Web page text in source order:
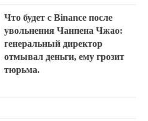
Что будет с Binance после
увольнения Чанпена Чжао:
генеральный директор
отмывал деньги, ему грозит
тюрьма.